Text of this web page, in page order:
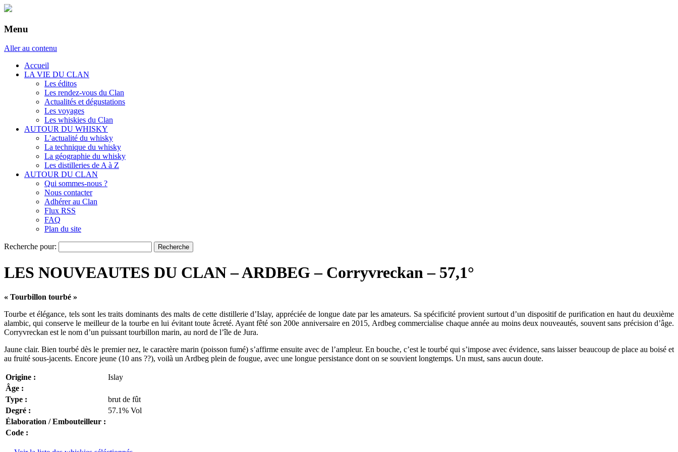
Menu
Aller au contenu
Accueil
LA VIE DU CLAN
Les éditos
Les rendez-vous du Clan
Actualités et dégustations
Les voyages
Les whiskies du Clan
AUTOUR DU WHISKY
L’actualité du whisky
La technique du whisky
La géographie du whisky
Les distilleries de A à Z
AUTOUR DU CLAN
Qui sommes-nous ?
Nous contacter
Adhérer au Clan
Flux RSS
FAQ
Plan du site
Recherche pour:
LES NOUVEAUTES DU CLAN – ARDBEG – Corryvreckan – 57,1°
« Tourbillon tourbé »
Tourbe et élégance, tels sont les traits dominants des malts de cette distillerie d’Islay, appréciée de longue date par les amateurs. Sa spécificité provient surtout d’un dispositif de purification en haut du deuxième
alambic, qui conserve le meilleur de la tourbe en lui évitant toute âcreté. Ayant fêté son 200e anniversaire en 2015, Ardbeg commercialise chaque année au moins deux nouveautés, souvent sans précision d’âge.
Corryvreckan est le nom d’un puissant tourbillon marin, au nord de l’île de Jura.
Jaune clair. Bien tourbé dès le premier nez, le caractère marin (poisson fumé) s’affirme ensuite avec de l’ampleur. En bouche, c’est le tourbé qui s’impose avec évidence, sans laisser beaucoup de place au boisé et
au fruité sous-jacents. Encore jeune (10 ans ??), voilà un Ardbeg plein de fougue, avec une longue persistance dont on se souvient longtemps. Un must, sans aucun doute.
Origine :
Islay
Âge :
Type :
brut de fût
Degré :
57.1% Vol
Élaboration / Embouteilleur :
Code :